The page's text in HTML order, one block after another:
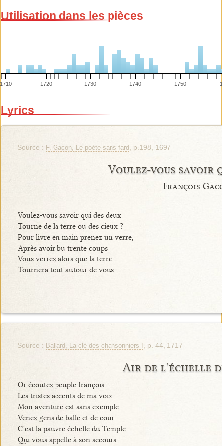
Utilisation dans les pièces
1710 1720 1730 1740 1750
Lyrics
Source : F. Gacon, Le poète sans fard , p.198, 1697
Voulez-vous savoir
François
Voulez-vous savoir qui des deux
Tourne de la terre ou des cieux ?
Pour livre en main prenez un verre,
Après avoir bu trente coups
Vous verrez alors que la terre
Tournera tout autour de vous.
Source : Ballard, La clé des chansonniers I , p. 44, 1717
Air de l’échelle
Or écoutez peuple françois
Les tristes accents de ma voix
Mon aventure est sans exemple
Venez gens de balle et de cour
C’est la pauvre échelle du Temple
Qui vous appelle à son secours.